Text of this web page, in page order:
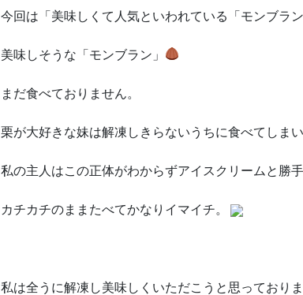
今回は「美味しくて人気といわれている「モンブラ
美味しそうな「モンブラン」
まだ食べておりません。
栗が大好きな妹は解凍しきらないうちに食べてしまい
私の主人はこの正体がわからずアイスクリームと勝
カチカチのままたべてかなりイマイチ。
私は全うに解凍し美味しくいただこうと思っておりま